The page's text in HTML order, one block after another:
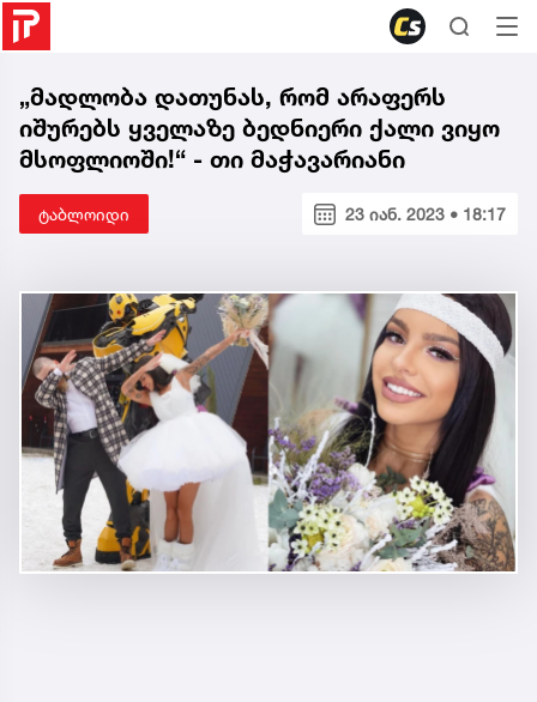
„მადლობა დათუნას, რომ არაფერს
იშურებს ყველაზე ბედნიერი ქალი ვიყო
მსოფლიოში!“ - თი მაჭავარიანი
ტაბლოიდი 23 იან. 2023 • 18:17